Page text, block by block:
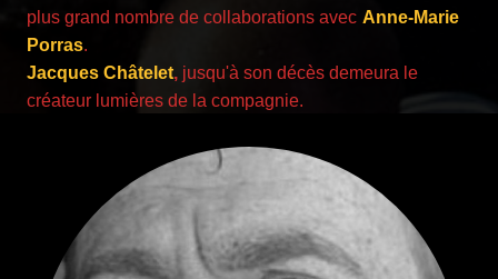
plus grand nombre de collaborations avec Anne-Marie
Porras.
Jacques Châtelet, jusqu'à son décès demeura le
créateur lumières de la compagnie.